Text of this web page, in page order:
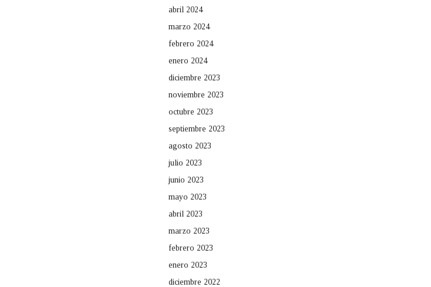
abril 2024
marzo 2024
febrero 2024
enero 2024
diciembre 2023
noviembre 2023
octubre 2023
septiembre 2023
agosto 2023
julio 2023
junio 2023
mayo 2023
abril 2023
marzo 2023
febrero 2023
enero 2023
diciembre 2022